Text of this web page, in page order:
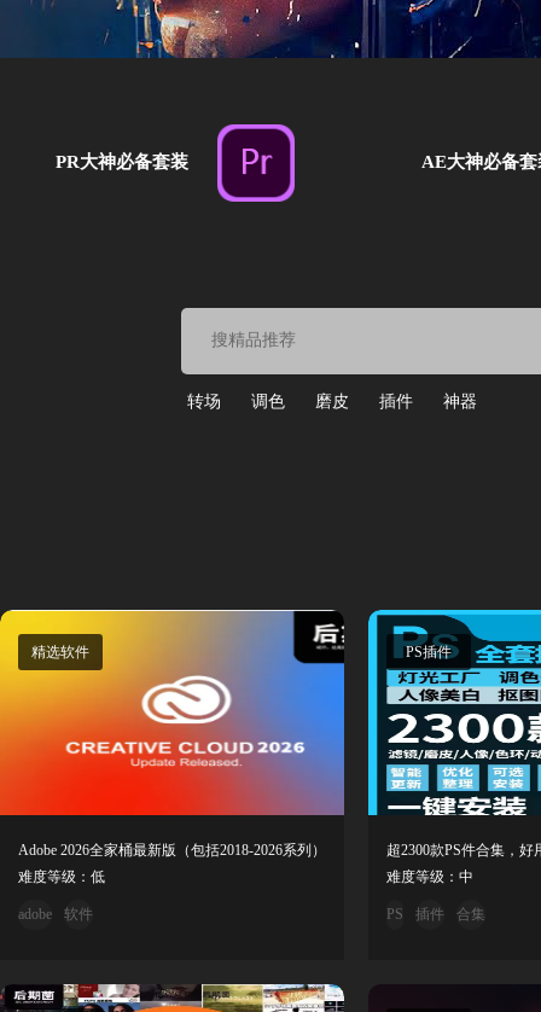
PR大神必备套装 AE大神必备套
转场 调色 磨皮 插件 神器
精选软件
Adobe 2026全家桶最新版（包括2018-2026系列）
难度等级：低
adobe 软件
PS插件
难度等级：中
PS 插件 合集